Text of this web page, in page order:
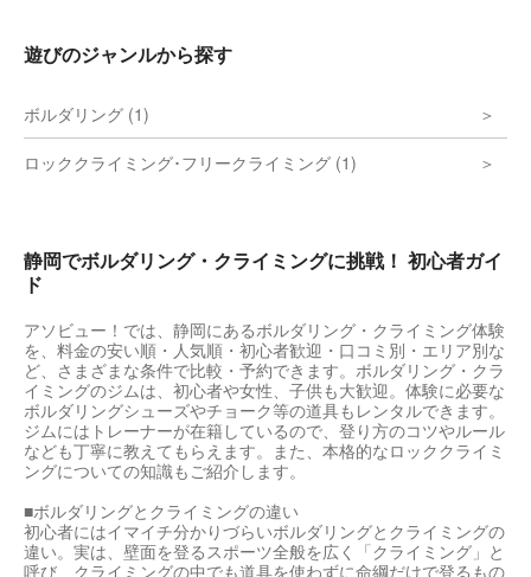
遊びのジャンルから探す
ボルダリング (1)
ロッククライミング･フリークライミング (1)
静岡でボルダリング・クライミングに挑戦！ 初心者ガイ
ド
アソビュー！では、静岡にあるボルダリング・クライミング体験
を、料金の安い順・人気順・初心者歓迎・口コミ別・エリア別な
ど、さまざまな条件で比較・予約できます。ボルダリング・クラ
イミングのジムは、初心者や女性、子供も大歓迎。体験に必要な
ボルダリングシューズやチョーク等の道具もレンタルできます。
ジムにはトレーナーが在籍しているので、登り方のコツやルール
なども丁寧に教えてもらえます。また、本格的なロッククライミ
ングについての知識もご紹介します。
■ボルダリングとクライミングの違い
初心者にはイマイチ分かりづらいボルダリングとクライミングの
違い。実は、壁面を登るスポーツ全般を広く「クライミング」と
呼び、クライミングの中でも道具を使わずに命綱だけで登るもの